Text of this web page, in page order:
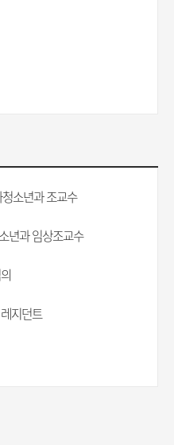
소년과 조교수
년과 임상조교수
지던트